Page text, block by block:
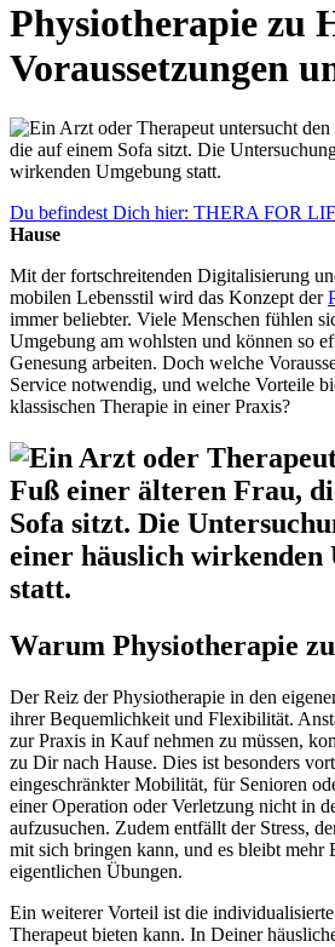
Physiotherapie zu
Voraussetzungen
Du befindest Dich hier: THERA FOR
Hause
Mit der fortschreitenden Digitalisierung
mobilen Lebensstil wird das Konzept der
immer beliebter. Viele Menschen fühlen
Umgebung am wohlsten und können so
Genesung arbeiten. Doch welche
Service notwendig, und welche Vorteile
klassischen Therapie in einer Praxis?
Warum Physiotherapie
Der Reiz der Physiotherapie in den
ihrer Bequemlichkeit und Flexibilität.
zur Praxis in Kauf nehmen zu müssen,
zu Dir nach Hause. Dies ist besonders
eingeschränkter Mobilität, für Senioren
einer Operation oder Verletzung nicht in
aufzusuchen. Zudem entfällt der Stress,
mit sich bringen kann, und es bleibt mehr
eigentlichen Übungen.
Ein weiterer Vorteil ist die
Therapeut bieten kann. In Deiner